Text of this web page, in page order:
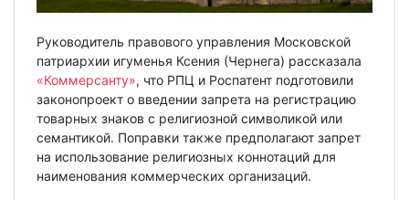
Руководитель правового управления Московской
патриархии игуменья Ксения (Чернега) рассказала
«Коммерсанту», что РПЦ и Роспатент подготовили
законопроект о введении запрета на регистрацию
товарных знаков с религиозной символикой или
семантикой. Поправки также предполагают запрет
на использование религиозных коннотаций для
наименования коммерческих организаций.